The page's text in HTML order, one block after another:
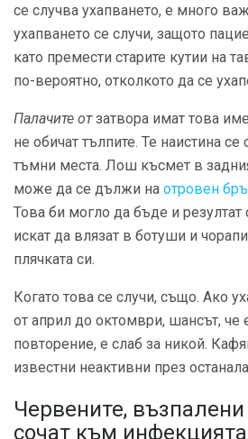
се случва ухапването, е много
ухапването се случи, защото
като премести старите кутии на
по-вероятно, отколкото да се
Палачите отзатвора имат това
не обичат тълпите. Те наистина се
тъмни места. Лош късмет в
може да се дължи на отровен
Това би могло да бъде и резултат
искат да влязат в ботуши и
плячката си.
Когато това се случи, също. Ако
от април до октомври, шансът, че
повторение, е слаб за никой.
известни неактивни през
Червените,
сочат към инфекцията